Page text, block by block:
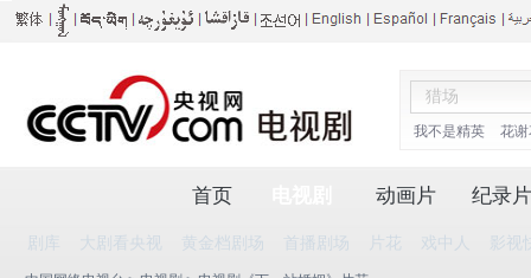
我不是精英 花
首页
剧库 大剧看央视 黄金档剧场 首播剧场 片花 戏中人 影视
动画片 纪录片